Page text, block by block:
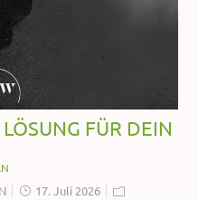
FÜR DEIN
17. Juli 2026